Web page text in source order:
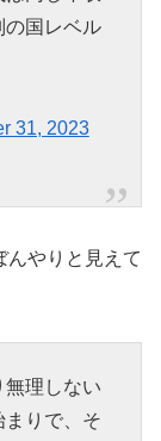
の国レベル
31, 2023
んやりと見えて
無理しない
まりで、そ